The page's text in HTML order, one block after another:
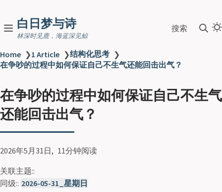
白日梦与诗
林深时见鹿，海蓝深见鲸
搜索
Home ❯1 Article ❯结构化思考 ❯
在争吵的过程中如何保证自己不生气还能回击出气？
在争吵的过程中如何保证自己不生气
还能回击出气？
2026年5月31日 11分钟阅读
关联主题::
同级:: 2026-05-31_星期日